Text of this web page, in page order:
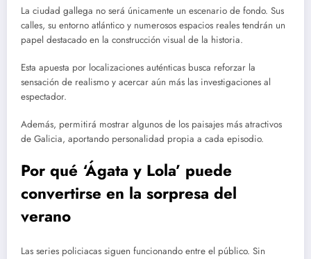
La ciudad gallega no será únicamente un escenario de fondo. Sus
calles, su entorno atlántico y numerosos espacios reales tendrán un
papel destacado en la construcción visual de la historia.
Esta apuesta por localizaciones auténticas busca reforzar la
sensación de realismo y acercar aún más las investigaciones al
espectador.
Además, permitirá mostrar algunos de los paisajes más atractivos
de Galicia, aportando personalidad propia a cada episodio.
Por qué ‘Ágata y Lola’ puede
convertirse en la sorpresa del
verano
Las series policiacas siguen funcionando entre el público. Sin